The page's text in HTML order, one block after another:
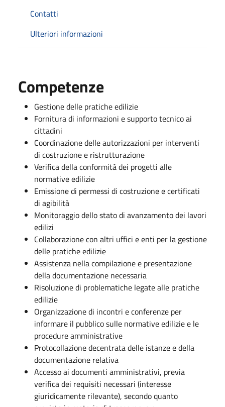
Contatti
Ulteriori informazioni
Competenze
Gestione delle pratiche edilizie
Fornitura di informazioni e supporto tecnico ai
cittadini
Coordinazione delle autorizzazioni per interventi
di costruzione e ristrutturazione
Verifica della conformità dei progetti alle
normative edilizie
Emissione di permessi di costruzione e certificati
di agibilità
Monitoraggio dello stato di avanzamento dei lavori
edilizi
Collaborazione con altri uffici e enti per la gestione
delle pratiche edilizie
Assistenza nella compilazione e presentazione
della documentazione necessaria
Risoluzione di problematiche legate alle pratiche
edilizie
Organizzazione di incontri e conferenze per
informare il pubblico sulle normative edilizie e le
procedure amministrative
Protocollazione decentrata delle istanze e della
documentazione relativa
Accesso ai documenti amministrativi, previa
verifica dei requisiti necessari (interesse
giuridicamente rilevante), secondo quanto